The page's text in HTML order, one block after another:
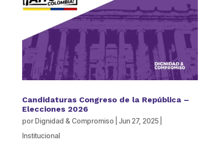
Candidaturas Congreso de la República –
Elecciones 2026
por Dignidad & Compromiso Jun 27, 2025|
Institucional